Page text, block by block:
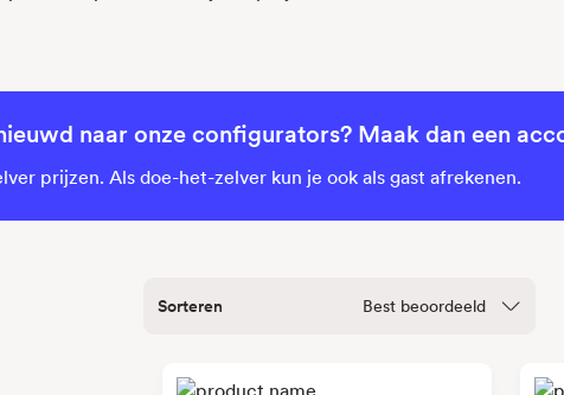
naar onze configurators? Maak dan een
prijzen. Als doe-het-zelver kun je ook als gast afrekenen.
Sorteren